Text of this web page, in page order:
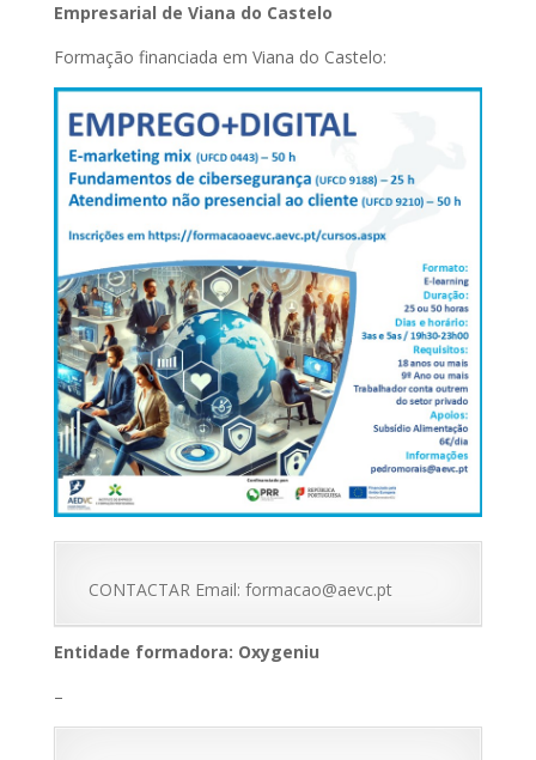
Empresarial de Viana do Castelo
Formação financiada em Viana do Castelo:
CONTACTAR Email: formacao@aevc.pt
Entidade formadora: Oxygeniu
–